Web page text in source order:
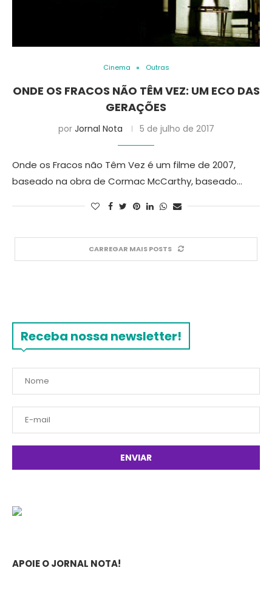
Cinema Outras
ONDE OS FRACOS NÃO TÊM VEZ: UM ECO DAS
GERAÇÕES
por Jornal Nota 5 de julho de 2017
Onde os Fracos não Têm Vez é um filme de 2007,
baseado na obra de Cormac McCarthy, baseado…
CARREGAR MAIS POSTS
Receba nossa newsletter!
APOIE O JORNAL NOTA!